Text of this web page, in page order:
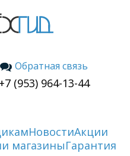
Обратная связь
+7 (953) 964-13-44
НовостиАкции
магазиныГарантия